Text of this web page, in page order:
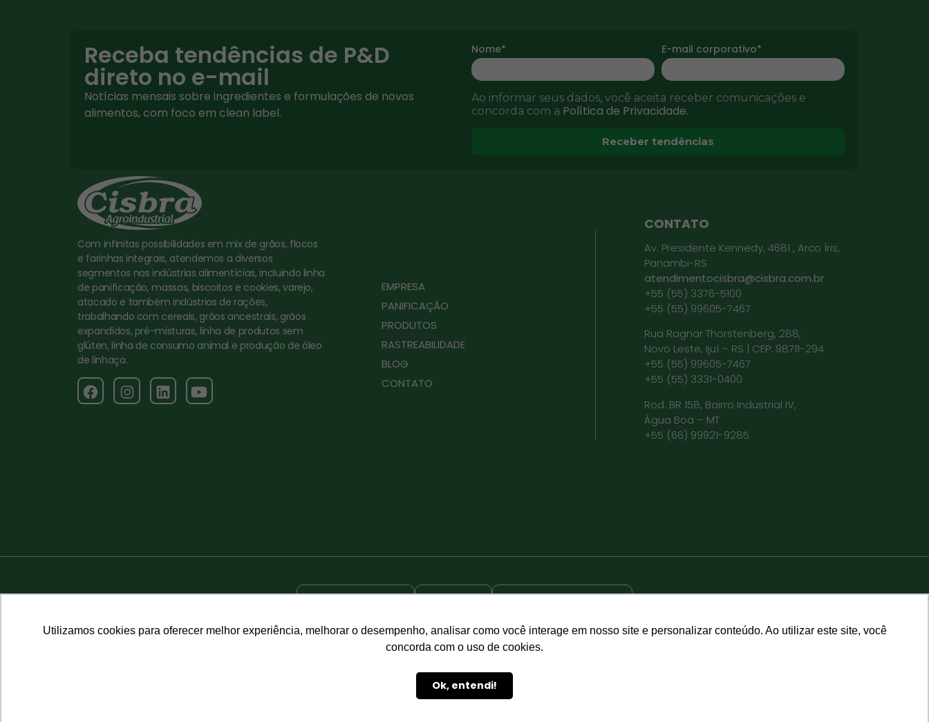
Utilizamos cookies para oferecer melhor experiência, melhorar o desempenho, analisar como você interage em nosso site e personalizar conteúdo. Ao utilizar este site, você
concorda com o uso de cookies.
Ok, entendi!
Receba tendências de P&D
direto no e-mail
Notícias mensais sobre ingredientes e formulações de novos
alimentos, com foco em clean label.
Nome* E-mail corporativo*
Ao informar seus dados, você aceita receber comunicações e
concorda com a Política de Privacidade.
Receber tendências
Com infinitas possibilidades em mix de grãos, flocos
e farinhas integrais, atendemos a diversos
segmentos nas indústrias alimentícias, incluindo linha
de panificação, massas, biscoitos e cookies, varejo,
atacado e também indústrias de rações,
trabalhando com cereais, grãos ancestrais, grãos
expandidos, pré-misturas, linha de produtos sem
glúten, linha de consumo animal e produção de óleo
de linhaça.
EMPRESA
PANIFICAÇÃO
PRODUTOS
RASTREABILIDADE
BLOG
CONTATO
CONTATO
Av. Presidente Kennedy, 4681 , Arco Íris,
Panambi-RS
atendimentocisbra@cisbra.com.br
+55 (55) 3376-5100
+55 (55) 99605-7467
Rua Ragnar Thorstenberg, 288,
Novo Leste, Ijuí – RS | CEP: 98711-294
+55 (55) 99605-7467
+55 (55) 3331-0400
Rod. BR 158, Bairro Industrial IV,
Água Boa – MT
+55 (66) 99921-9285
RASTREABILIDADE WEBMAIL TRABALHE CONOSCO
Política de privacidade – 94.669.611/0003-32
©2023 Cisbra Agroindustrial – Todos os direitos reservados.